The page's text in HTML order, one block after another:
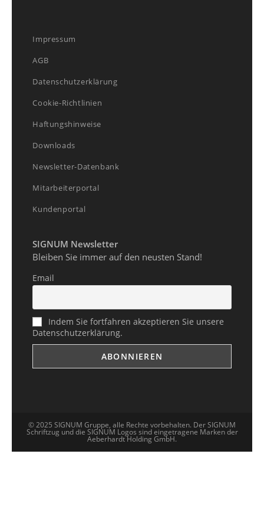
Impressum
AGB
Datenschutzerklärung
Cookie-Richtlinien
Haftungshinweise
Downloads
Newsletter-Datenbank
Mitarbeiterportal
Kundenportal
SIGNUM Newsletter
Bleiben Sie immer auf den neusten Stand!
Email
Indem Sie fortfahren akzeptieren Sie unsere
Datenschutzerklärung.
© 2025 SIGNUM Gruppe, alle Rechte vorbehalten. Der SIGNUM
Schriftzug und die SIGNUM Logos sind eingetragene Marken der
Aeberhardt Holding GmbH.